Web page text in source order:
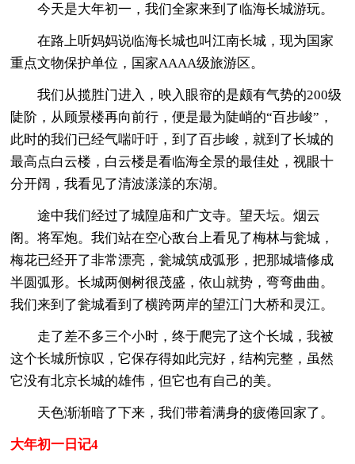
今天是大年初一，我们全家来到了临海长城游玩。
在路上听妈妈说临海长城也叫江南长城，现为国家
重点文物保护单位，国家AAAA级旅游区。
我们从揽胜门进入，映入眼帘的是颇有气势的200级
陡阶，从顾景楼再向前行，便是最为陡峭的“百步峻”，
此时的我们已经气喘吁吁，到了百步峻，就到了长城的
最高点白云楼，白云楼是看临海全景的最佳处，视眼十
分开阔，我看见了清波漾漾的东湖。
途中我们经过了城隍庙和广文寺。望天坛。烟云
阁。将军炮。我们站在空心敌台上看见了梅林与瓮城，
梅花已经开了非常漂亮，瓮城筑成弧形，把那城墙修成
半圆弧形。长城两侧树很茂盛，依山就势，弯弯曲曲。
我们来到了瓮城看到了横跨两岸的望江门大桥和灵江。
走了差不多三个小时，终于爬完了这个长城，我被
这个长城所惊叹，它保存得如此完好，结构完整，虽然
它没有北京长城的雄伟，但它也有自己的美。
天色渐渐暗了下来，我们带着满身的疲倦回家了。
大年初一日记4